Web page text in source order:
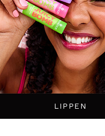
LIPPEN